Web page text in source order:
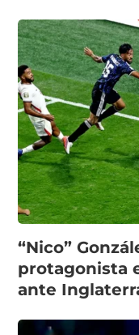
“Nico”
protagonista
ante